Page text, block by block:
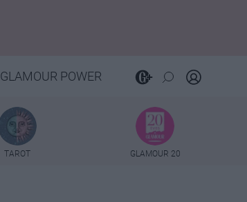
GLAMOUR POWER
TAROT GLAMOUR 20